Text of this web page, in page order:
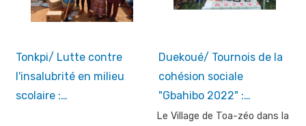
Tonkpi/ Lutte contre
l'insalubrité en milieu
scolaire :…
Duekoué/ Tournois de la
cohésion sociale
"Gbahibo 2022" :…
Le Village de Toa-zéo dans la